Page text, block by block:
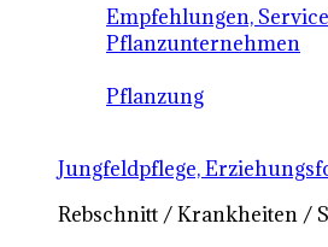
Empfehlungen,
Pflanzunternehmen
Pflanzung
Jungfeldpflege,
Rebschnitt / Krankheiten /